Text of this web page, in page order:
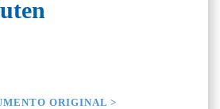
ORIGINAL >